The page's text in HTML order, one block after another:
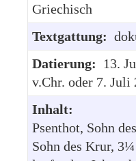
Griechisch
Textgattung:
Datierung: 13.
v.Chr. oder 7. Juli
Inhalt:
Psenthot, Sohn
Sohn des Krur,